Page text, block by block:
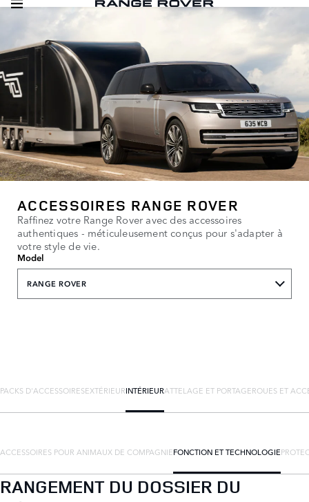
ACCESSOIRES RANGE ROVER
Raffinez votre Range Rover avec des accessoires
authentiques - méticuleusement conçus pour s'adapter à
votre style de vie.
Model
RANGE ROVER
PACKS D'ACCESSOIRESEXTÉRIEURINTÉRIEURATTELAGE ET PORTAGEROUES ET
ACCESSOIRES POUR ANIMAUX DE COMPAGNIEFONCTION ET TECHNOLOGIE
RANGEMENT DU DOSSIER DU